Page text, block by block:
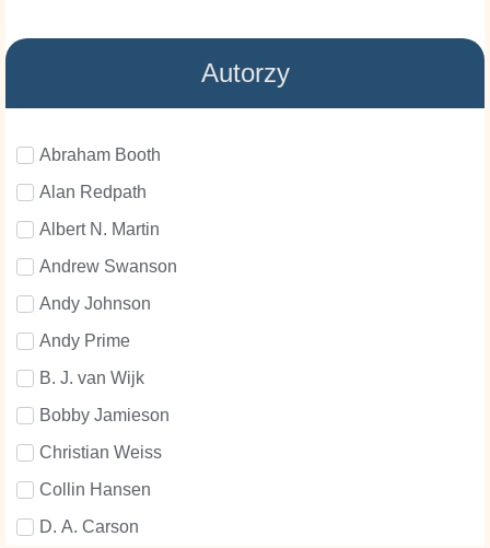
Autorzy
Abraham Booth
Alan Redpath
Albert N. Martin
Andrew Swanson
Andy Johnson
Andy Prime
B. J. van Wijk
Bobby Jamieson
Christian Weiss
Collin Hansen
D. A. Carson